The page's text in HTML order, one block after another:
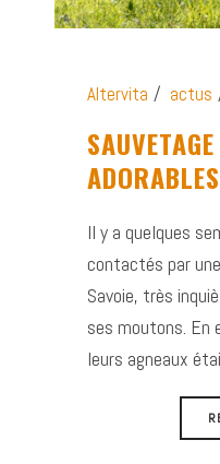
Altervita actus
Il y a quelques
contactés par
Savoie, très
ses moutons.
leurs agneaux